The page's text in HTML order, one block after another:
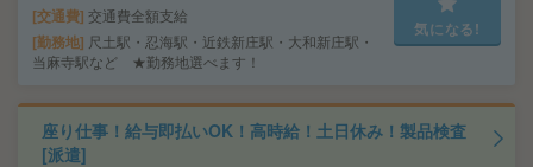
交通費 交通費全額支給
勤務地 尺土駅・忍海駅・近鉄新庄駅・大和新庄駅・
当麻寺駅など ★勤務地選べます！
気になる!
座り仕事！給与即払いOK！高時給！土日休み！製品検査
[派遣]